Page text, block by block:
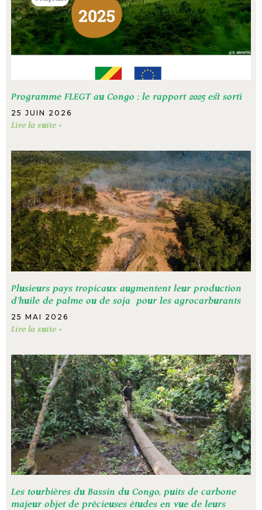
Programme FLEGT au Congo : le rapport 2025 est sorti
25 JUIN 2026
Lire la suite »
Plusieurs pays tropicaux augmentent leur production
d’huile de palme ou de soja pour les agrocarburants
25 MAI 2026
Lire la suite »
Les tourbières du Bassin du Congo, puits de carbone
majeur objet de précieuses études en vue de leurs